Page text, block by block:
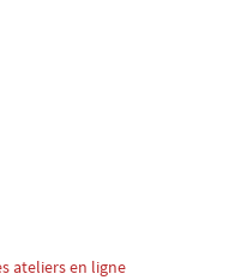
ateliers en ligne